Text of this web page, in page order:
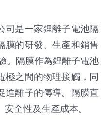
是一家鋰離子電池隔
膜的研發、生產和銷售
。隔膜作為鋰離子電池
極之間的物理接觸，同
進離子的傳導。隔膜直
全性及生產成本。